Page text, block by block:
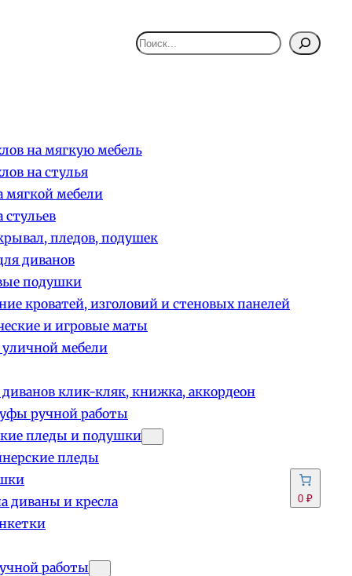
Поиск
на мягкую мебель
на стулья
мягкой мебели
пледов, подушек
диванов
подушки
кроватей, изголовий и стеновых панелей
и игровые маты
мебели
клик-кляк, книжка, аккордеон
ручной работы
пледы и подушки
пледы
диваны и кресла
работы
0 ₽